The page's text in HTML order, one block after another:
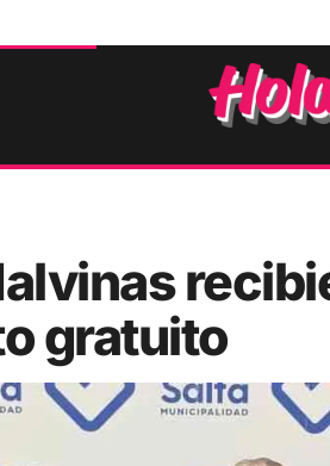
gratuito